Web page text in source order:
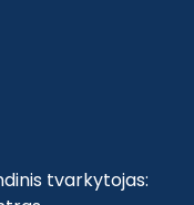
tvarkytojas: